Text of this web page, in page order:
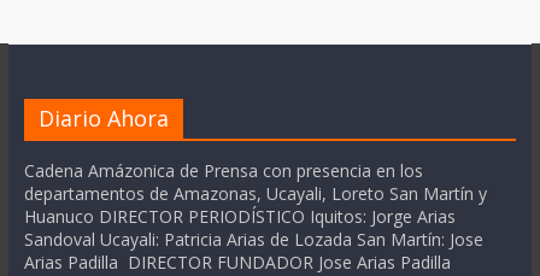
Diario Ahora
Cadena Amázonica de Prensa con presencia en los
departamentos de Amazonas, Ucayali, Loreto San Martín y
Huanuco DIRECTOR PERIODÍSTICO Iquitos: Jorge Arias
Sandoval Ucayali: Patricia Arias de Lozada San Martín: Jose
Arias Padilla DIRECTOR FUNDADOR Jose Arias Padilla